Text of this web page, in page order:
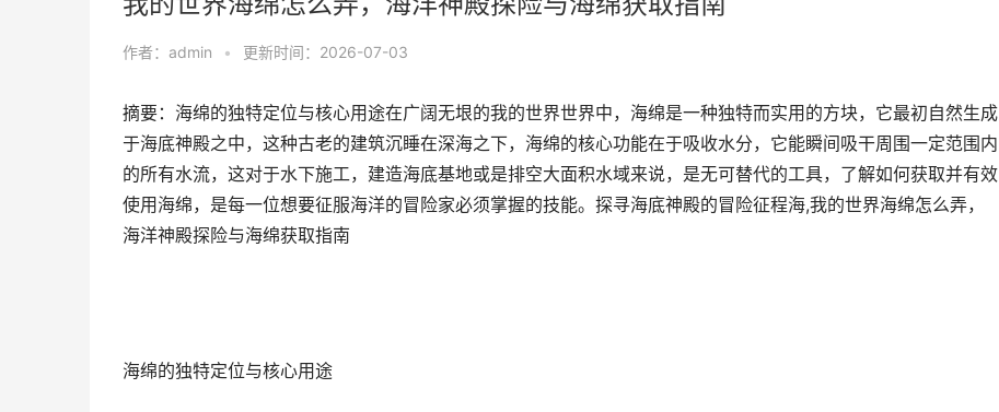
作者： admin • 更新时间：2026-07-03
摘要：海绵的独特定位与核心用途在广阔无垠的我的世界世界中，海绵是一种独特而实用的方块，它最初自然生成
于海底神殿之中，这种古老的建筑沉睡在深海之下，海绵的核心功能在于吸收水分，它能瞬间吸干周围一定范围内
的所有水流，这对于水下施工，建造海底基地或是排空大面积水域来说，是无可替代的工具，了解如何获取并有效
使用海绵，是每一位想要征服海洋的冒险家必须掌握的技能。探寻海底神殿的冒险征程海,我的世界海绵怎么弄，
海洋神殿探险与海绵获取指南
海绵的独特定位与核心用途